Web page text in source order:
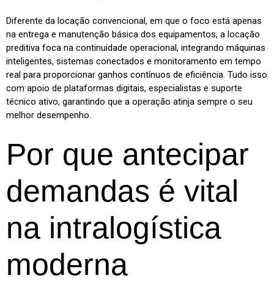
Diferente da locação convencional, em que o foco está apenas
na entrega e manutenção básica dos equipamentos, a locação
preditiva foca na continuidade operacional, integrando máquinas
inteligentes, sistemas conectados e monitoramento em tempo
real para proporcionar ganhos contínuos de eficiência. Tudo isso
com apoio de plataformas digitais, especialistas e suporte
técnico ativo, garantindo que a operação atinja sempre o seu
melhor desempenho.
Por que antecipar
demandas é vital
na intralogística
moderna